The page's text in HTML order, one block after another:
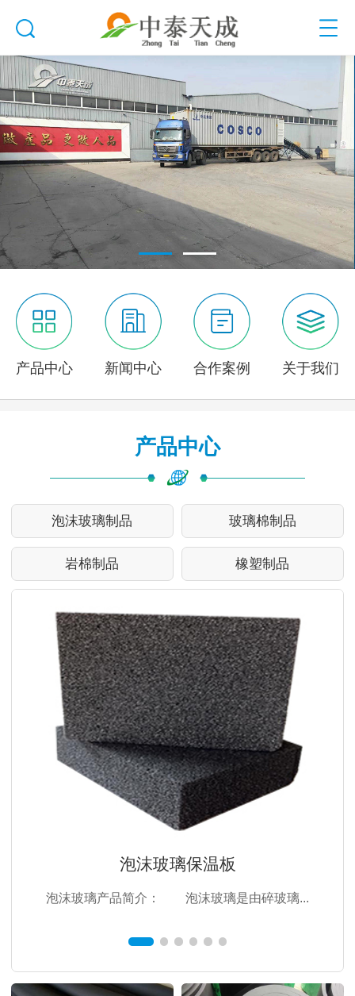
产品中心 新闻中心 合作案例 关于我们
产品中心
泡沫玻璃制品 玻璃棉制品
岩棉制品 橡塑制品
泡沫玻璃保温板
泡沫玻璃产品简介： 泡沫玻璃是由碎玻璃...